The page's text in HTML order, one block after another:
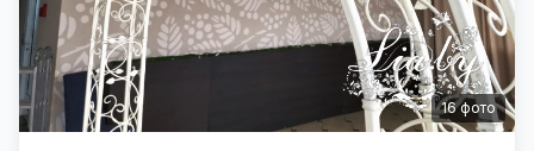
16фото